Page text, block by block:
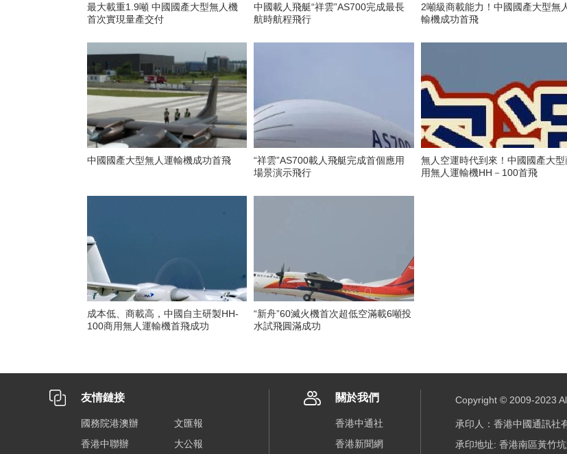
最大載重1.9噸 中國國產大型無人機
首次實現量產交付
中國載人飛艇“祥雲”AS700完成最長
航時航程飛行
2噸級商載能力！中國國產大型無
輸機成功首飛
中國國產大型無人運輸機成功首飛
“祥雲”AS700載人飛艇完成首個應用
場景演示飛行
無人空運時代到來！中國國產大型
用無人運輸機HH－100首飛
成本低、商載高，中國自主研製HH-
100商用無人運輸機首飛成功
“新舟”60滅火機首次超低空滿載6噸投
水試飛圓滿成功
友情鏈接
國務院港澳辦
文匯報
香港中聯辦
大公報
關於我們
香港中通社
香港新聞網
Copyright © 2009-2023
承印人：香港中國通訊社
承印地址: 香港南區黃竹